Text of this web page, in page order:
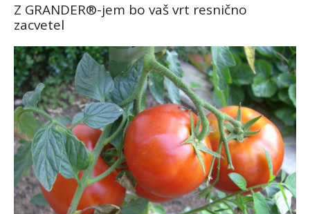
Z GRANDER®-jem bo vaš vrt resnično
zacvetel